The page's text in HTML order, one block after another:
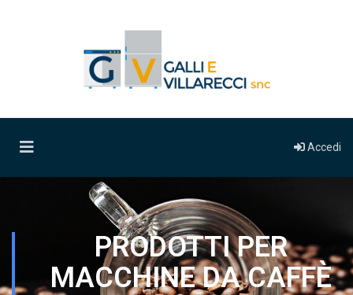
Accedi
PRODOTTI PER
MACCHINE DA CAFFÈ